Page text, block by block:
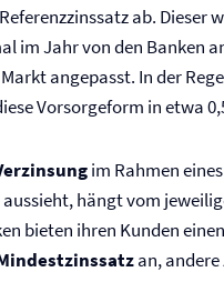
ab. Dieser
im Jahr von den Banken
angepasst. In der
Vorsorgeform in etwa
im Rahmen eines
hängt vom
bieten ihren Kunden einen
an,